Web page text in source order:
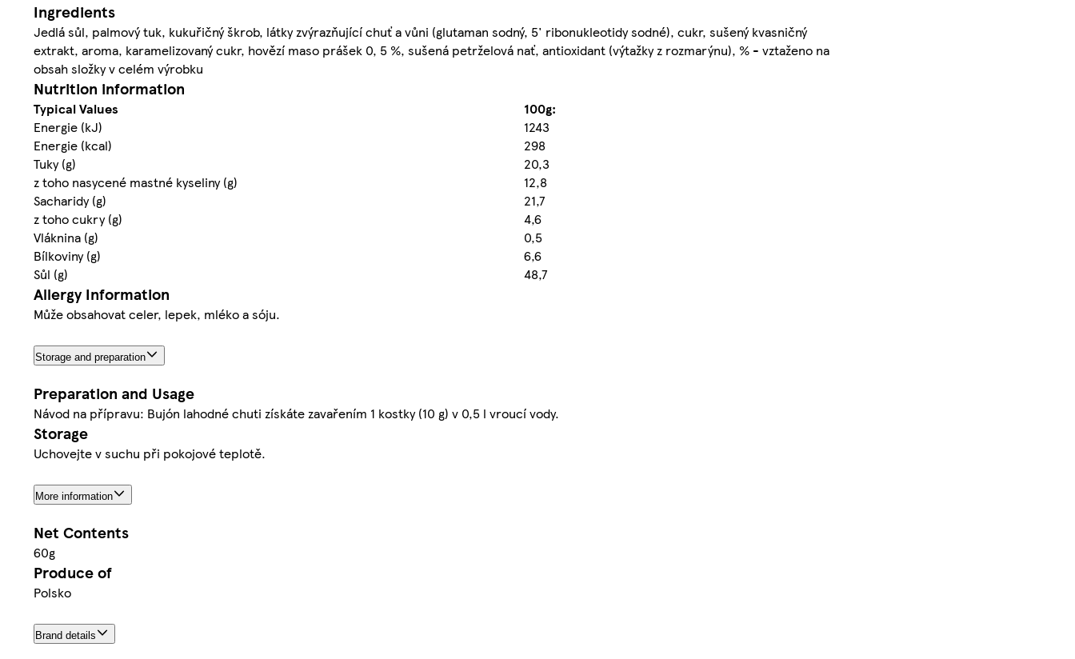
Ingredients
Jedlá sůl, palmový tuk, kukuřičný škrob, látky zvýrazňující chuť a vůni (glutaman sodný, 5' ribonukleotidy sodné), cukr, sušený kvasničný
extrakt, aroma, karamelizovaný cukr, hovězí maso prášek 0, 5 %, sušená petrželová nať, antioxidant (výtažky z rozmarýnu), % - vztaženo na
obsah složky v celém výrobku
Nutrition information
Typical Values
100g:
Energie (kJ)
1243
Energie (kcal)
298
Tuky (g)
20,3
z toho nasycené mastné kyseliny (g)
12,8
Sacharidy (g)
21,7
z toho cukry (g)
4,6
Vláknina (g)
0,5
Bílkoviny (g)
6,6
Sůl (g)
48,7
Allergy Information
Může obsahovat celer, lepek, mléko a sóju.
Storage and preparation
Preparation and Usage
Návod na přípravu: Bujón lahodné chuti získáte zavařením 1 kostky (10 g) v 0,5 l vroucí vody.
Storage
Uchovejte v suchu při pokojové teplotě.
More information
Net Contents
60g
Produce of
Polsko
Brand details